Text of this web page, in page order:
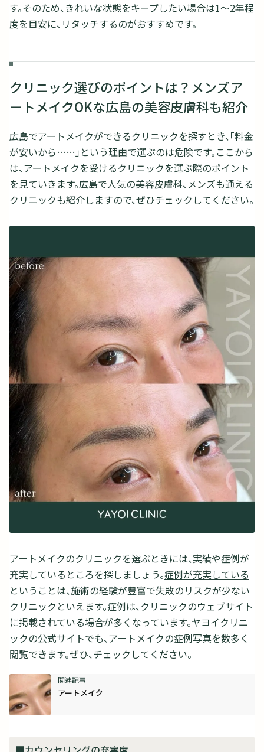
す。そのため、きれいな状態をキープしたい場合は1～2年程
度を目安に、リタッチするのがおすすめです。
クリニック選びのポイントは？メンズア
ートメイクOKな広島の美容皮膚科も紹介
広島でアートメイクができるクリニックを探すとき、「料金
が安いから……」という理由で選ぶのは危険です。ここから
は、アートメイクを受けるクリニックを選ぶ際のポイント
を見ていきます。広島で人気の美容皮膚科、メンズも通える
クリニックも紹介しますので、ぜひチェックしてください。
アートメイクのクリニックを選ぶときには、実績や症例が
充実しているところを探しましょう。症例が充実している
ということは、施術の経験が豊富で失敗のリスクが少ない
クリニック といえます。症例は、クリニックのウェブサイト
に掲載されている場合が多くなっています。ヤヨイクリニ
ックの公式サイトでも、アートメイクの症例写真を数多く
閲覧できます。ぜひ、チェックしてください。
アートメイク